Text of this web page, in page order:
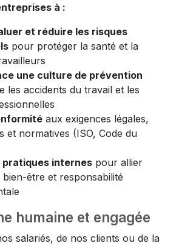
à :
et réduire les risques
pour protéger la santé et la
une culture de prévention
les accidents du travail et les
aux exigences légales,
et normatives (ISO, Code du
pratiques internes pour allier
être et responsabilité
humaine et engagée
salariés, de nos clients ou de la